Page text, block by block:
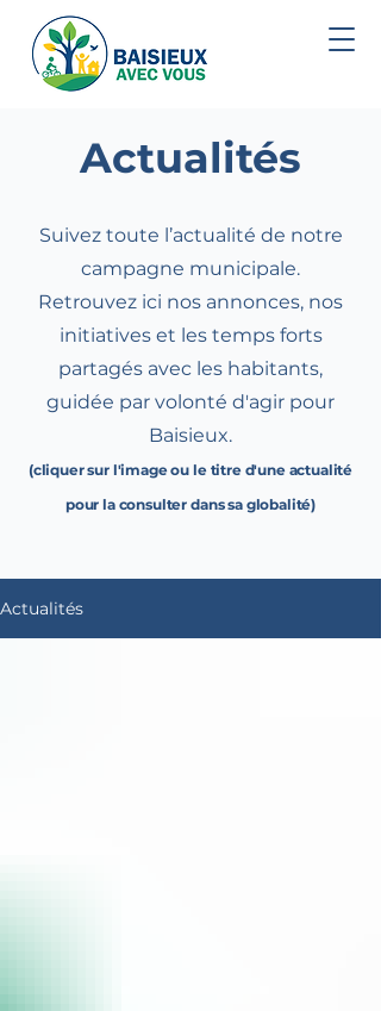
Actualités
Suivez toute l’actualité de notre
campagne municipale.
Retrouvez ici nos annonces, nos
initiatives et les temps forts
partagés avec les habitants,
guidée par volonté d'agir pour
Baisieux.
(cliquer sur l'image ou le titre d'une actualité
pour la consulter dans sa globalité)
Actualités